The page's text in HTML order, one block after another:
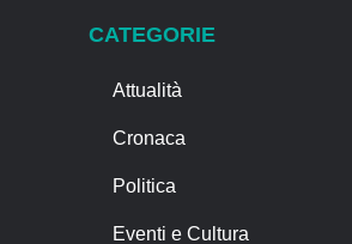
CATEGORIE
Attualità
Cronaca
Politica
Eventi e Cultura